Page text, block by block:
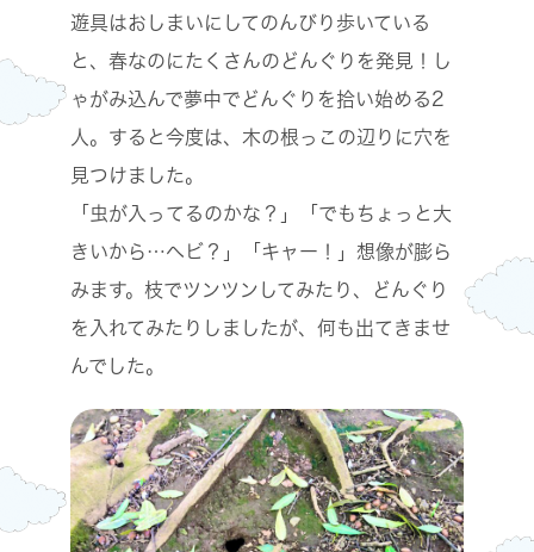
遊具はおしまいにしてのんびり歩いている
と、春なのにたくさんのどんぐりを発見！し
ゃがみ込んで夢中でどんぐりを拾い始める2
人。すると今度は、木の根っこの辺りに穴を
見つけました。
「虫が入ってるのかな？」「でもちょっと大
きいから…ヘビ？」「キャー！」想像が膨ら
みます。枝でツンツンしてみたり、どんぐり
を入れてみたりしましたが、何も出てきませ
んでした。